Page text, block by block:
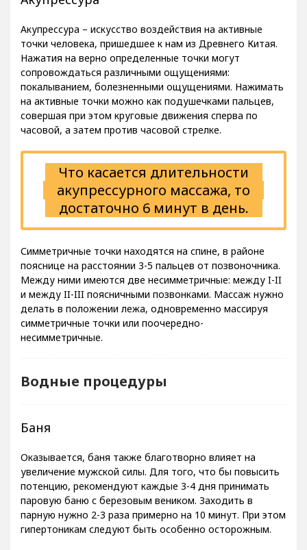
Акупрессура – искусство воздействия на активные
точки человека, пришедшее к нам из Древнего Китая.
Нажатия на верно определенные точки могут
сопровождаться различными ощущениями:
покалыванием, болезненными ощущениями. Нажимать
на активные точки можно как подушечками пальцев,
совершая при этом круговые движения сперва по
часовой, а затем против часовой стрелке.
Что касается длительности
акупрессурного массажа, то
достаточно 6 минут в день.
Симметричные точки находятся на спине, в районе
пояснице на расстоянии 3-5 пальцев от позвоночника.
Между ними имеются две несимметричные: между I-II
и между II-III поясничными позвонками. Массаж нужно
делать в положении лежа, одновременно массируя
симметричные точки или поочередно-
несимметричные.
Водные процедуры
Баня
Оказывается, баня также благотворно влияет на
увеличение мужской силы. Для того, что бы повысить
потенцию, рекомендуют каждые 3-4 дня принимать
паровую баню с березовым веником. Заходить в
парную нужно 2-3 раза примерно на 10 минут. При этом
гипертоникам следуют быть особенно осторожным.